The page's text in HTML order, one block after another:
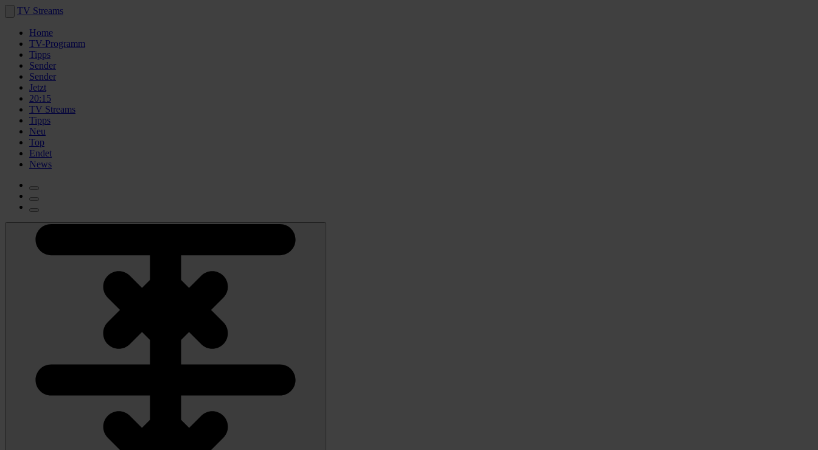
TV Streams
Home
TV-Programm
Tipps
Sender
Sender
Jetzt
20:15
TV Streams
Tipps
Neu
Top
Endet
News